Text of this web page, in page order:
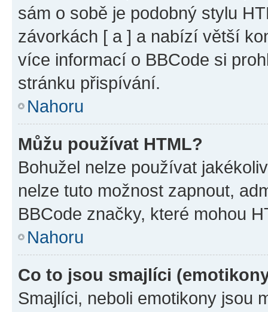
sám o sobě je podobný stylu
závorkách [ a ] a nabízí větší
více informací o BBCode si
stránku přispívání.
Nahoru
Můžu používat HTML?
Bohužel nelze používat
nelze tuto možnost zapnout,
BBCode značky, které mohou
Nahoru
Co to jsou smajlíci
Smajlíci, neboli emotikony jsou